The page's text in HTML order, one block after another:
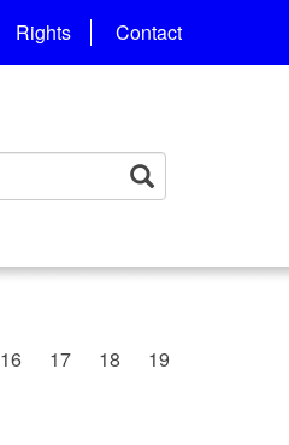
Rights Contact
16 17 18 19